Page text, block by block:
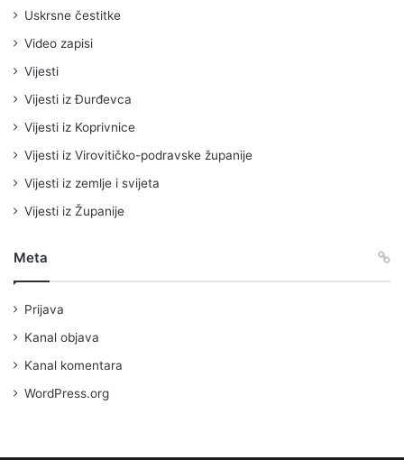
Uskrsne čestitke
Video zapisi
Vijesti
Vijesti iz Đurđevca
Vijesti iz Koprivnice
Vijesti iz Virovitičko-podravske županije
Vijesti iz zemlje i svijeta
Vijesti iz Županije
Meta
Prijava
Kanal objava
Kanal komentara
WordPress.org